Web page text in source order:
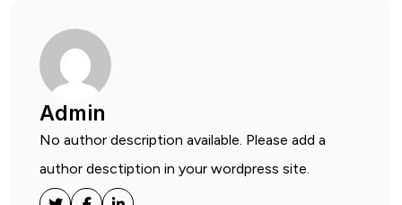
Admin
No author description available. Please add a
author desctiption in your wordpress site.